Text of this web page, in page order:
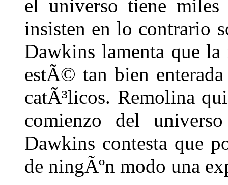
el universo tiene
insisten en lo contrario
Dawkins lamenta que
estÃ© tan bien
catÃ³licos. Remolina
comienzo del
Dawkins contesta que
de ningÃºn modo una